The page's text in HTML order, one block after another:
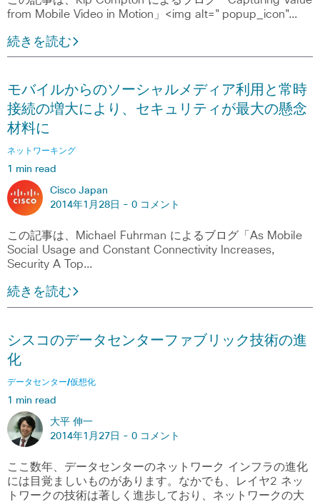
from Mobile Video in Motion」<img alt="popup_icon"…
続きを読む
モバイルからのソーシャルメディア利用と常時
接続の増大により、セキュリティが最大の懸念
材料に
ネットワーキング
1 min read
Cisco Japan
2014年1月28日 - 0 コメント
この記事は、Michael Fuhrman によるブログ「As Mobile
Social Usage and Constant Connectivity Increases,
Security A Top…
続きを読む
シスコのデータセンターファブリック技術の進
化
データセンター/仮想化
1 min read
大平 伸一
2014年1月27日 - 0 コメント
ここ数年、データセンターのネットワーク インフラの進化
には目覚ましいものがあります。なかでも、レイヤ2 ネッ
トワークの技術は著しく進歩しており、ネットワークの大